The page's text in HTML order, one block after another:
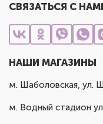
СВЯЗАТЬСЯ С
НАШИ МАГАЗИНЫ
м. Шаболовская, ул.
м. Водный стадион